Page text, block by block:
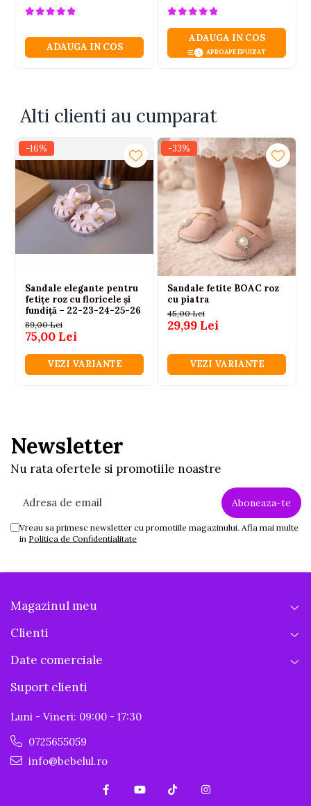
ADAUGA IN COS
ADAUGA IN COS
APROAPE EPUIZAT
Alti clienti au cumparat
-16%
Sandale elegante pentru
fetițe roz cu floricele și
fundiță – 22-23-24-25-26
89,00 Lei
75,00 Lei
VEZI VARIANTE
-33%
Sandale fetite BOAC roz
cu piatra
45,00 Lei
29,99 Lei
VEZI VARIANTE
Newsletter
Nu rata ofertele si promotiile noastre
Vreau sa primesc newsletter cu promotiile magazinului. Afla mai multe
in Politica de Confidentialitate
Magazinul meu
Clienti
Date comerciale
Suport clienti
Luni - Vineri: 09:00 - 17:30
0725655059
info@bebelul.ro